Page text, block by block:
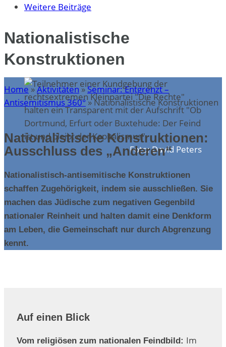
Weitere Beiträge
Nationalistische
Konstruktionen
Home»Aktivitäten»Seminar: Entgrenzt –
Antisemitismus 360°»Nationalistische Konstruktionen
Foto: David Peters
Nationalistische Konstruktionen:
Ausschluss des „Anderen“
Nationalistisch-antisemitische Konstruktionen
schaffen Zugehörigkeit, indem sie ausschließen. Sie
machen das Jüdische zum negativen Gegenbild
nationaler Reinheit und halten damit eine Denkform
am Leben, die Gemeinschaft nur durch Abgrenzung
kennt.
Auf einen Blick
Vom religiösen zum nationalen Feindbild: Im